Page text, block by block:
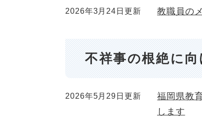
2026年3月24日更新 教職員の
不祥事の根絶に
2026年5月29日更新
福岡県教
します